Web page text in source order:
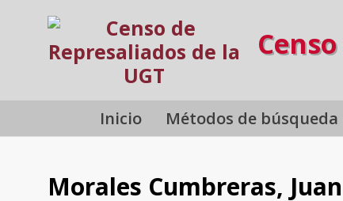
Inicio Métodos de búsqueda
Morales Cumbreras, Juan